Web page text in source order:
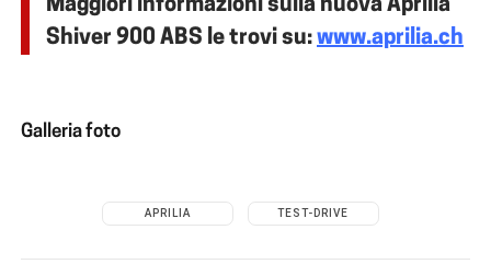
Maggiori informazioni sulla nuova Aprilia
Shiver 900 ABS le trovi su: www.aprilia.ch
Galleria foto
APRILIA TEST-DRIVE